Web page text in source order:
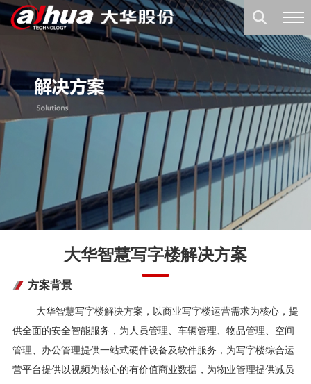
大华智慧写字楼解决方案
方案背景
大华智慧写字楼解决方案，以商业写字楼运营需求为核心，提
供全面的安全智能服务，为人员管理、车辆管理、物品管理、空间
管理、办公管理提供一站式硬件设备及软件服务，为写字楼综合运
营平台提供以视频为核心的有价值商业数据，为物业管理提供减员